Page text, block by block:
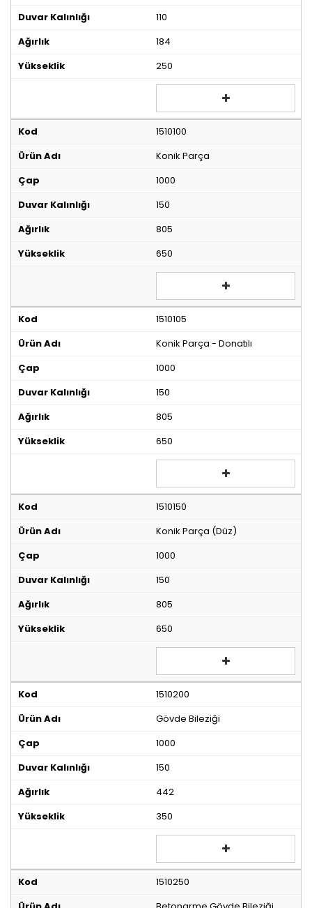
110
184
250
1510100
Konik Parça
1000
150
805
650
1510105
Konik Parça - Donatılı
1000
150
805
650
1510150
Konik Parça (Düz)
1000
150
805
650
1510200
Gövde Bileziği
1000
150
442
350
1510250